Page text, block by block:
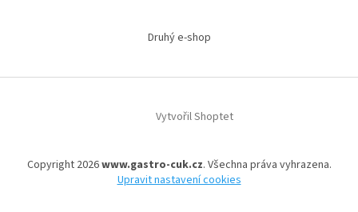
Druhý e-shop
Vytvořil Shoptet
Copyright 2026www.gastro-cuk.cz. Všechna práva vyhrazena.
Upravit nastavení cookies